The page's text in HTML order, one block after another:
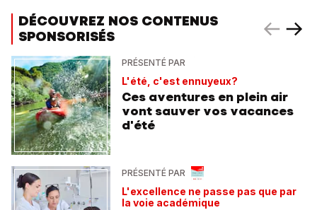
DÉCOUVREZ NOS CONTENUS
SPONSORISÉS
PRÉSENTÉ PAR
L'été, c'est ennuyeux?
Ces aventures en plein air
vont sauver vos vacances
d'été
PRÉSENTÉ PAR
L'excellence ne passe pas que par
la voie académique